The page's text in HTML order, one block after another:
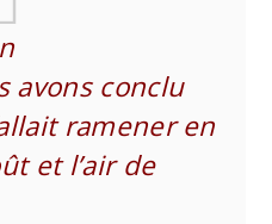
avons conclu
ramener en
et l’air de